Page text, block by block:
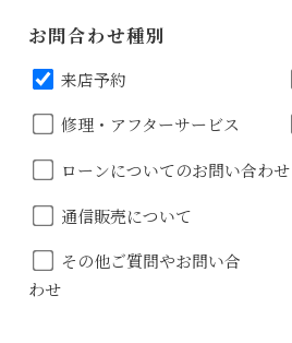
お問合わせ種別
来店予約
修理・アフターサービス
ローンについてのお問い合わせ
通信販売について
その他ご質問やお問い合
わせ